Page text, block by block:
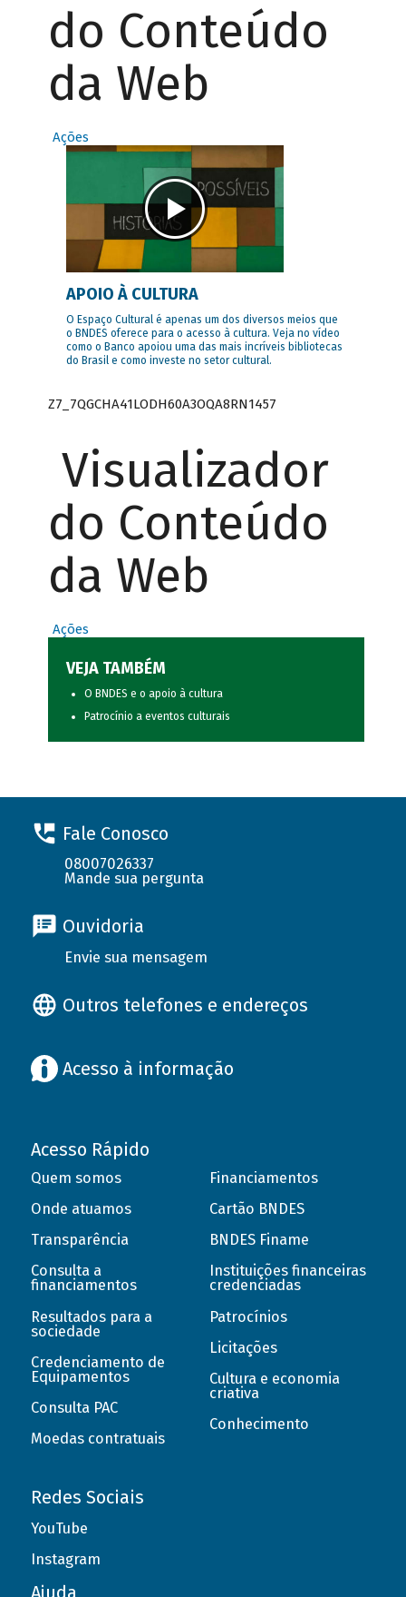
do Conteúdo
da Web
Ações
APOIO À CULTURA
O Espaço Cultural é apenas um dos diversos meios que
o BNDES oferece para o acesso à cultura. Veja no vídeo
como o Banco apoiou uma das mais incríveis bibliotecas
do Brasil e como investe no setor cultural.
Z7_7QGCHA41LODH60A3OQA8RN1457
Visualizador
do Conteúdo
da Web
Ações
VEJA TAMBÉM
O BNDES e o apoio à cultura
Patrocínio a eventos culturais
Fale Conosco
08007026337
Mande sua pergunta
Ouvidoria
Envie sua mensagem
Outros telefones e endereços
Acesso à informação
Acesso Rápido
Quem somos
Onde atuamos
Transparência
Consulta a
financiamentos
Resultados para a
sociedade
Credenciamento de
Equipamentos
Consulta PAC
Moedas contratuais
Financiamentos
Cartão BNDES
BNDES Finame
Instituições financeiras
credenciadas
Patrocínios
Licitações
Cultura e economia
criativa
Conhecimento
Redes Sociais
YouTube
Instagram
Ajuda